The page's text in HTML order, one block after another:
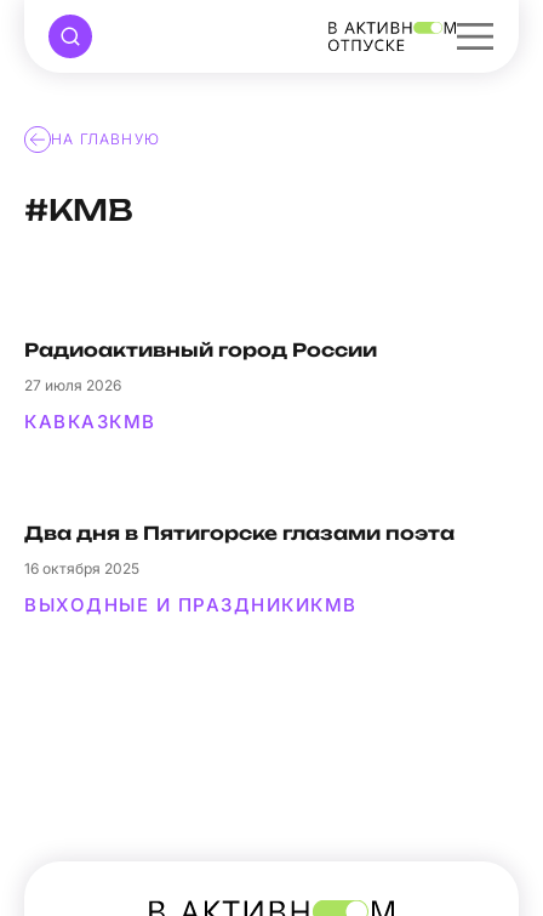
НА ГЛАВНУЮ
#КМВ
Радиоактивный город России
27 июля 2026
КАВКАЗКМВ
Два дня в Пятигорске глазами поэта
16 октября 2025
ВЫХОДНЫЕ И ПРАЗДНИКИКМВ